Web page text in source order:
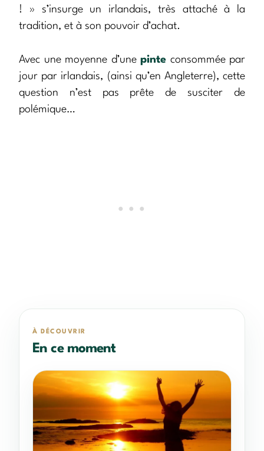
! » s’insurge un irlandais, très attaché à la
tradition, et à son pouvoir d’achat.
Avec une moyenne d’une pinte consommée par
jour par irlandais, (ainsi qu’en Angleterre), cette
question n’est pas prête de susciter de
polémique…
À DÉCOUVRIR
En ce moment